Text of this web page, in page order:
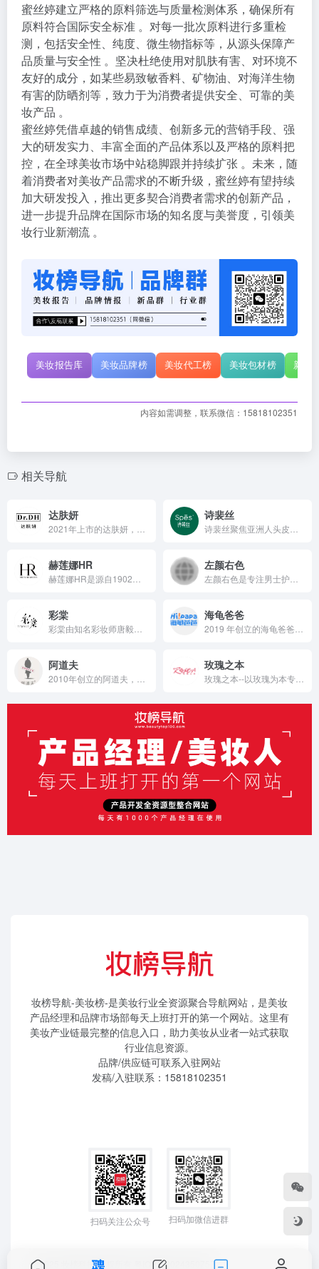
蜜丝婷建立严格的原料筛选与质量检测体系，确保所有
原料符合国际安全标准 。对每一批次原料进行多重检
测，包括安全性、纯度、微生物指标等，从源头保障产
品质量与安全性 。坚决杜绝使用对肌肤有害、对环境不
友好的成分，如某些易致敏香料、矿物油、对海洋生物
有害的防晒剂等，致力于为消费者提供安全、可靠的美
妆产品 。
蜜丝婷凭借卓越的销售成绩、创新多元的营销手段、强
大的研发实力、丰富全面的产品体系以及严格的原料把
控，在全球美妆市场中站稳脚跟并持续扩张 。未来，随
着消费者对美妆产品需求的不断升级，蜜丝婷有望持续
加大研发投入，推出更多契合消费者需求的创新产品，
进一步提升品牌在国际市场的知名度与美誉度，引领美
妆行业新潮流 。
美妆报告库 美妆品牌榜 美妆代工榜 美妆包材榜 新原
内容如需调整，联系微信：15818102351
相关导航
达肤妍 诗裴丝
赫莲娜HR 左颜右色
彩棠 海龟爸爸
阿道夫 玫瑰之本
妆榜导航-美妆榜-是美妆行业全资源聚合导航网站，是美妆
产品经理和品牌市场部每天上班打开的第一个网站。这里有
美妆产业链最完整的信息入口，助力美妆从业者一站式获取
行业信息资源。
品牌/供应链可联系入驻网站
发稿/入驻联系：15818102351
扫码关注公众号 扫码加微信进群
©2025 妆榜科技 版权所有 粤ICP备2024350757